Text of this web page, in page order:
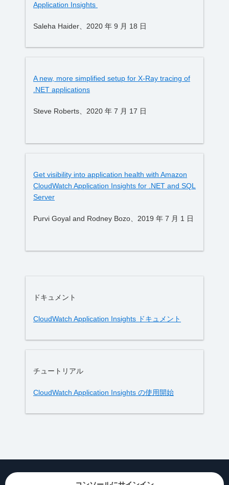
Application Insights
Saleha Haider、2020 年 9 月 18 日
A new, more simplified setup for X-Ray tracing of
.NET applications
Steve Roberts、2020 年 7 月 17 日
Get visibility into application health with Amazon
CloudWatch Application Insights for .NET and SQL
Server
Purvi Goyal and Rodney Bozo、2019 年 7 月 1 日
ドキュメント
CloudWatch Application Insights ドキュメント
チュートリアル
CloudWatch Application Insights の使用開始